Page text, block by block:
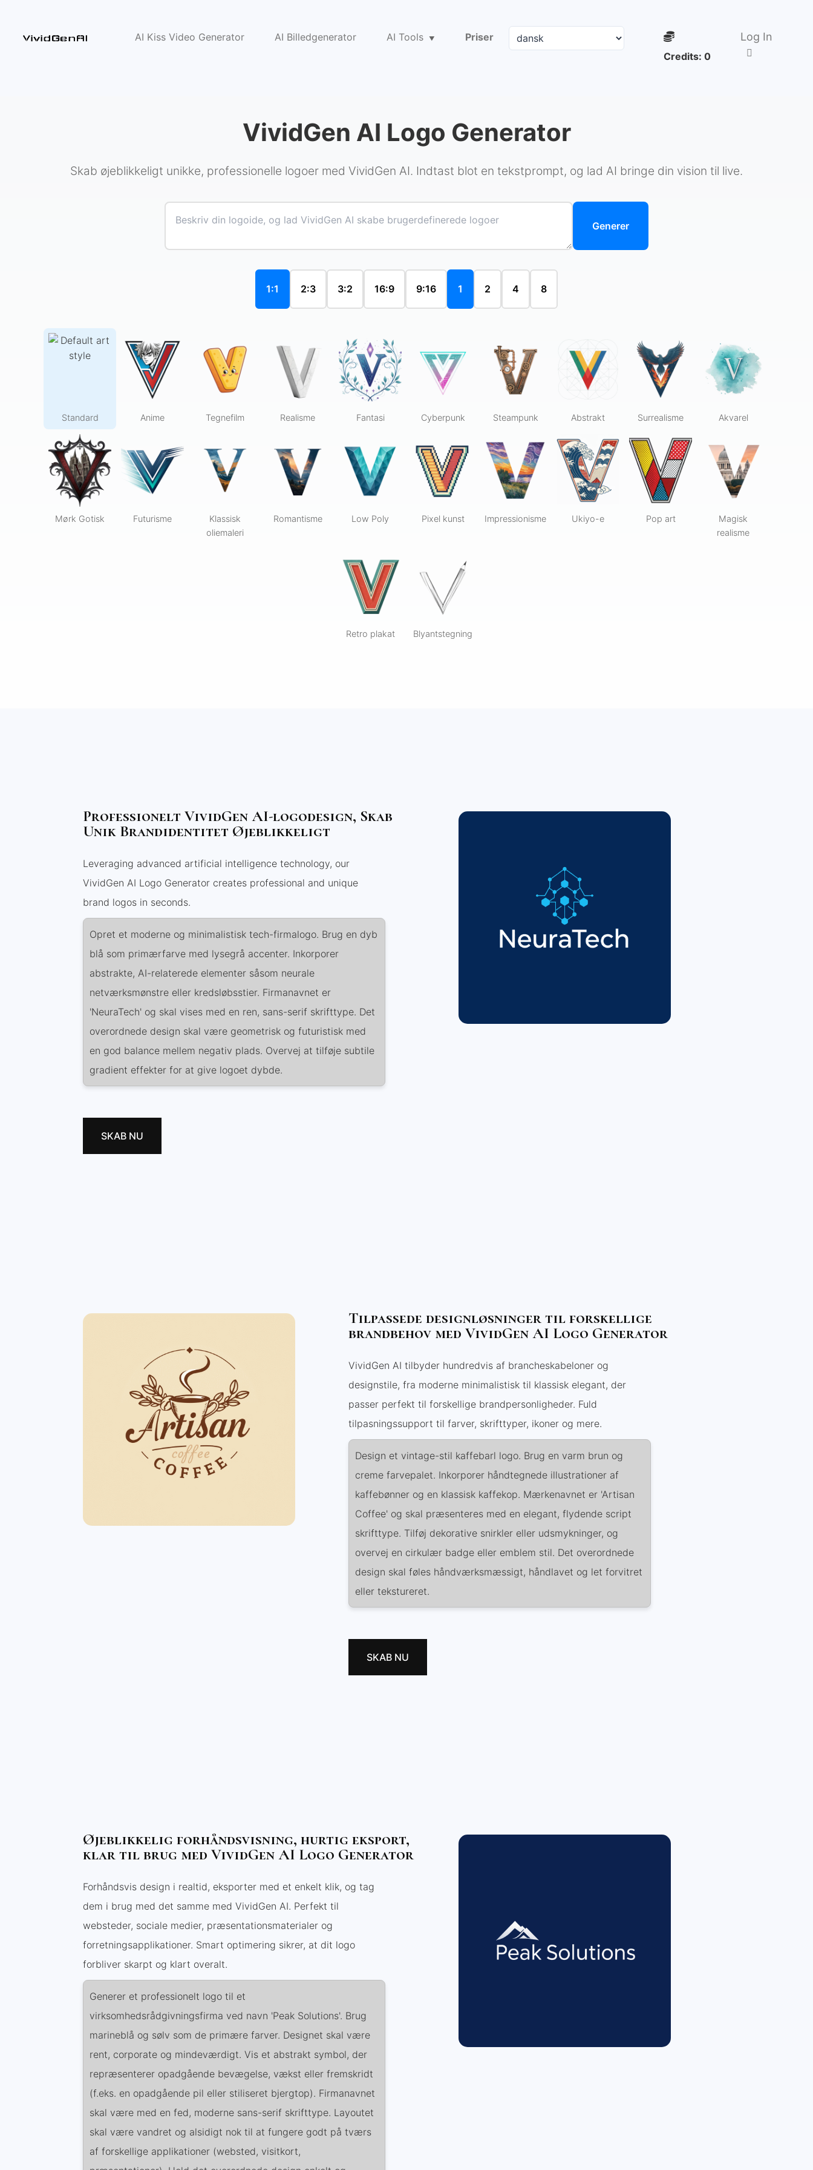
AI Kiss Video Generator AI Billedgenerator AI Tools
Priser
Credits:0
Log In
VividGen AI Logo Generator
Skab øjeblikkeligt unikke, professionelle logoer med VividGen AI. Indtast blot en tekstprompt, og lad AI bringe din vision til live.
Generer
1:1 2:3 3:2 16:9 9:16 1 2 4 8
Standard Anime Tegnefilm Realisme Fantasi Cyberpunk Steampunk Abstrakt Surrealisme Akvarel
Mørk Gotisk Futurisme
Klassisk
oliemaleri
Romantisme Low Poly Pixel kunst Impressionisme Ukiyo-e Pop art
Magisk
realisme
Retro plakat Blyantstegning
Professionelt VividGen AI-logodesign, Skab
Unik Brandidentitet Øjeblikkeligt
Leveraging advanced artificial intelligence technology, our
VividGen AI Logo Generator creates professional and unique
brand logos in seconds.
Opret et moderne og minimalistisk tech-firmalogo. Brug en dyb
blå som primærfarve med lysegrå accenter. Inkorporer
abstrakte, AI-relaterede elementer såsom neurale
netværksmønstre eller kredsløbsstier. Firmanavnet er
'NeuraTech' og skal vises med en ren, sans-serif skrifttype. Det
overordnede design skal være geometrisk og futuristisk med
en god balance mellem negativ plads. Overvej at tilføje subtile
gradient effekter for at give logoet dybde.
SKAB NU
Tilpassede designløsninger til forskellige
brandbehov med VividGen AI Logo Generator
VividGen AI tilbyder hundredvis af brancheskabeloner og
designstile, fra moderne minimalistisk til klassisk elegant, der
passer perfekt til forskellige brandpersonligheder. Fuld
tilpasningssupport til farver, skrifttyper, ikoner og mere.
Design et vintage-stil kaffebarl logo. Brug en varm brun og
creme farvepalet. Inkorporer håndtegnede illustrationer af
kaffebønner og en klassisk kaffekop. Mærkenavnet er 'Artisan
Coffee' og skal præsenteres med en elegant, flydende script
skrifttype. Tilføj dekorative snirkler eller udsmykninger, og
overvej en cirkulær badge eller emblem stil. Det overordnede
design skal føles håndværksmæssigt, håndlavet og let forvitret
eller tekstureret.
SKAB NU
Øjeblikkelig forhåndsvisning, hurtig eksport,
klar til brug med VividGen AI Logo Generator
Forhåndsvis design i realtid, eksporter med et enkelt klik, og tag
dem i brug med det samme med VividGen AI. Perfekt til
websteder, sociale medier, præsentationsmaterialer og
forretningsapplikationer. Smart optimering sikrer, at dit logo
forbliver skarpt og klart overalt.
Generer et professionelt logo til et
virksomhedsrådgivningsfirma ved navn 'Peak Solutions'. Brug
marineblå og sølv som de primære farver. Designet skal være
rent, corporate og mindeværdigt. Vis et abstrakt symbol, der
repræsenterer opadgående bevægelse, vækst eller fremskridt
(f.eks. en opadgående pil eller stiliseret bjergtop). Firmanavnet
skal være med en fed, moderne sans-serif skrifttype. Layoutet
skal være vandret og alsidigt nok til at fungere godt på tværs
af forskellige applikationer (websted, visitkort,